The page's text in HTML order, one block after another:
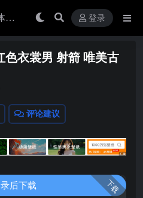
登录
衣裳男 射箭 唯美古
评论建议
下载
后下载